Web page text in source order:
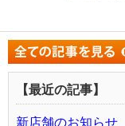
【最近の記事】
新店舗のお知らせ